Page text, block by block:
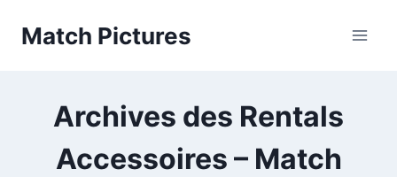
Match Pictures
Archives des Rentals
Accessoires – Match